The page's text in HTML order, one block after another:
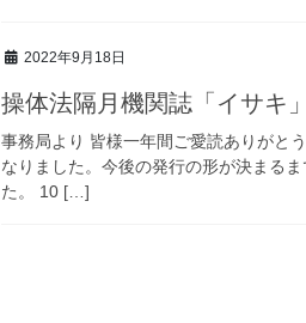
2022年9月18日
操体法隔月機関誌「イサキ
事務局より 皆様一年間ご愛読ありがと
なりました。今後の発行の形が決まる
た。 10 […]